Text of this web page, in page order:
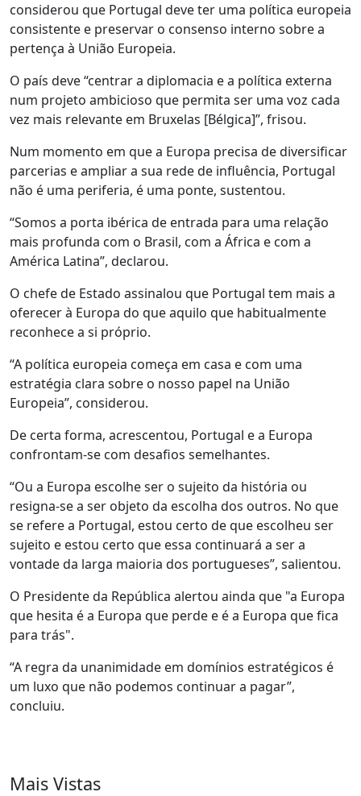
considerou que Portugal deve ter uma política europeia
consistente e preservar o consenso interno sobre a
pertença à União Europeia.
O país deve “centrar a diplomacia e a política externa
num projeto ambicioso que permita ser uma voz cada
vez mais relevante em Bruxelas [Bélgica]”, frisou.
Num momento em que a Europa precisa de diversificar
parcerias e ampliar a sua rede de influência, Portugal
não é uma periferia, é uma ponte, sustentou.
“Somos a porta ibérica de entrada para uma relação
mais profunda com o Brasil, com a África e com a
América Latina”, declarou.
O chefe de Estado assinalou que Portugal tem mais a
oferecer à Europa do que aquilo que habitualmente
reconhece a si próprio.
“A política europeia começa em casa e com uma
estratégia clara sobre o nosso papel na União
Europeia”, considerou.
De certa forma, acrescentou, Portugal e a Europa
confrontam-se com desafios semelhantes.
“Ou a Europa escolhe ser o sujeito da história ou
resigna-se a ser objeto da escolha dos outros. No que
se refere a Portugal, estou certo de que escolheu ser
sujeito e estou certo que essa continuará a ser a
vontade da larga maioria dos portugueses”, salientou.
O Presidente da República alertou ainda que "a Europa
que hesita é a Europa que perde e é a Europa que fica
para trás".
“A regra da unanimidade em domínios estratégicos é
um luxo que não podemos continuar a pagar”,
concluiu.
Mais Vistas